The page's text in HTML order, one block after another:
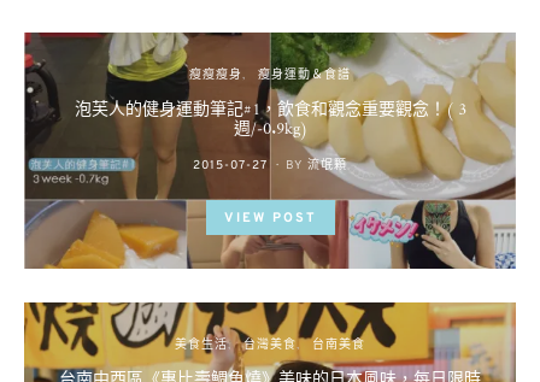
瘦瘦瘦身 瘦身運動＆食譜
泡芙人的健身運動筆記#1，飲食和觀念重要觀念！( 3
週/-0.9kg)
POSTED
ON
2015-07-27 BY 流氓顆
VIEW POST
美食生活 台灣美食 台南美食